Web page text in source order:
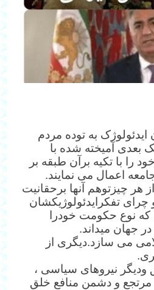
ایدئولوژک به توده مردم
بعدی آمیخته شده با
را با تکیه برآن طبقه بر
اعمال می نمایند.
هر چیزتوهم آنها برحقانیت
تفکرایدئولوژیکشان
نوع حکومت خودرا
جهان میداند.
می سازد.دیگری از
ودیگر نیروهای سیاسی ،
مرتجع و دشمن منافع خلق